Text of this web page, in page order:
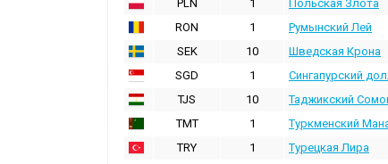
PLN
1 Польская Злота
RON
1 Румынский Лей
SEK
10 Шведская Крона
SGD
1 Сингапурский
TJS
10 Таджикский
TMT
1 Туркменский
TRY
1 Турецкая Лира